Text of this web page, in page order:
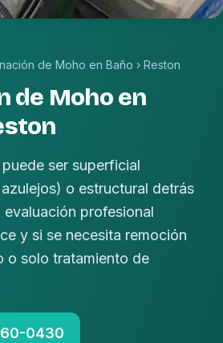
de Moho en Baño › Reston
de Moho en
ser superficial
o estructural detrás
profesional
y si se necesita remoción
o solo tratamiento de
0430